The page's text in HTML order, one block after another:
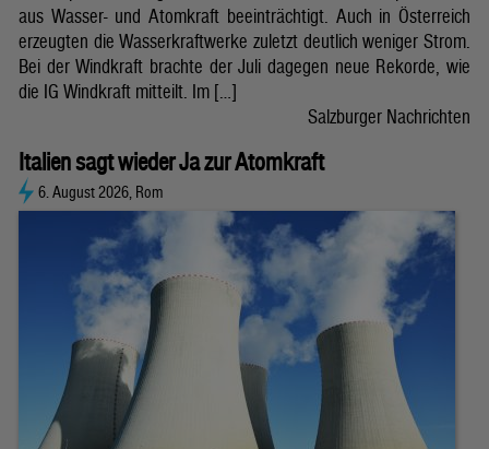
aus Wasser- und Atomkraft beeinträchtigt. Auch in Österreich
erzeugten die Wasserkraftwerke zuletzt deutlich weniger Strom.
Bei der Windkraft brachte der Juli dagegen neue Rekorde, wie
die IG Windkraft mitteilt. Im […]
Salzburger Nachrichten
Italien sagt wieder Ja zur Atomkraft
6. August 2026, Rom